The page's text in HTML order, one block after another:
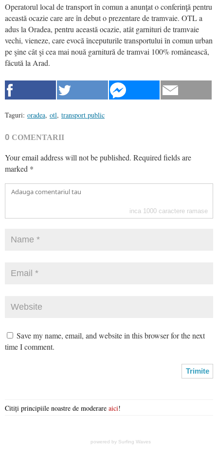
Operatorul local de transport în comun a anunţat o conferinţă pentru
această ocazie care are în debut o prezentare de tramvaie. OTL a
adus la Oradea, pentru această ocazie, atât garnituri de tramvaie
vechi, vieneze, care evocă începuturile transportului în comun urban
pe şine cât şi cea mai nouă garnitură de tramvai 100% românească,
făcută la Arad.
Taguri: oradea, otl, transport public
0 COMENTARII
Your email address will not be published. Required fields are
marked *
inca 1000 caractere ramase
Save my name, email, and website in this browser for the next
time I comment.
Citiți principiile noastre de moderare aici!
powered by Surfing Waves